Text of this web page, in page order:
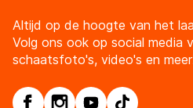
Altijd op de hoogte van het
Volg ons ook op social media
schaatsfoto's, video's en